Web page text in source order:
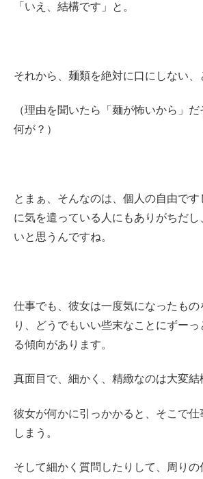
「いえ、結構です」と。
それから、麺類を絶対に口にしない、
（理由を聞いたら「麺が怖いから」
何が？）
とまぁ、そんなのは、個人の自由で
に気を遣っている人にもありがちだ
いと思うんですね。
仕事でも、彼女は一度気になったもの
り、どうでもいい些末なことにずー
る傾向があります。
真面目で、細かく、精緻なのは大変結
彼女が何かに引っかかると、そこで仕
しまう。
そして細かく質問したりして、周りの